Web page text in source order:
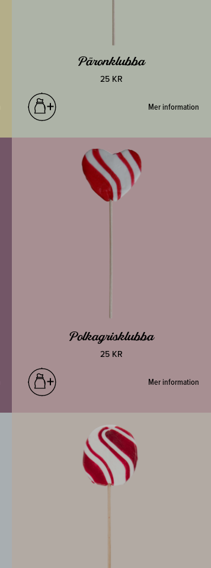
Päronklubba
25 KR
Mer information
Polkagrisklubba
25 KR
Mer information